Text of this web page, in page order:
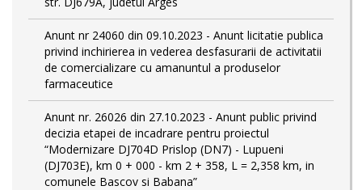
Anunt nr 24060 din 09.10.2023 - Anunt licitatie publica
privind inchirierea in vederea desfasurarii de activitatii
de comercializare cu amanuntul a produselor
farmaceutice
Anunt nr. 26026 din 27.10.2023 - Anunt public privind
decizia etapei de incadrare pentru proiectul
“Modernizare DJ704D Prislop (DN7) - Lupueni
(DJ703E), km 0 + 000 - km 2 + 358, L = 2,358 km, in
comunele Bascov si Babana”